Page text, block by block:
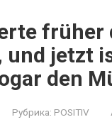
früher
jetzt
den
Рубрика: POSITIV